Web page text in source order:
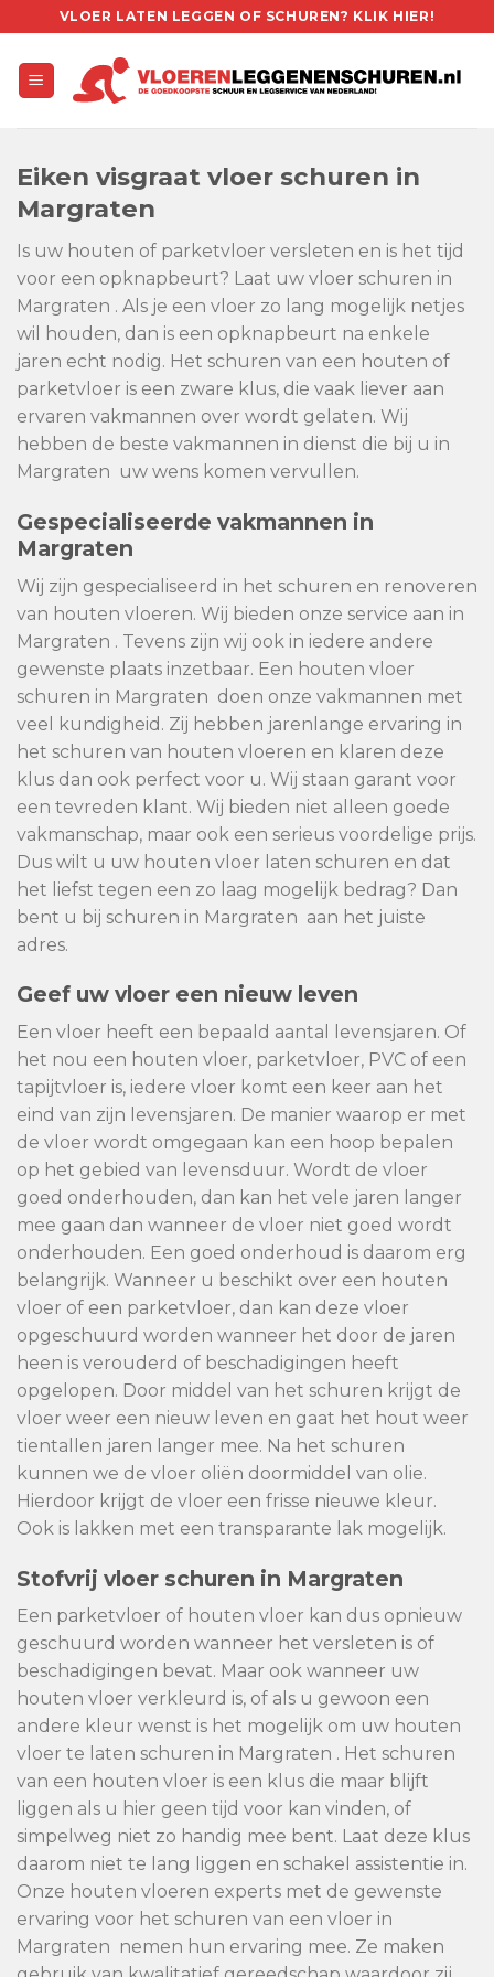
to
content
VLOER LATEN LEGGEN OF SCHUREN? KLIK HIER!
Eiken visgraat vloer schuren in
Margraten
Is uw houten of parketvloer versleten en is het tijd
voor een opknapbeurt? Laat uw vloer schuren in
Margraten . Als je een vloer zo lang mogelijk netjes
wil houden, dan is een opknapbeurt na enkele
jaren echt nodig. Het schuren van een houten of
parketvloer is een zware klus, die vaak liever aan
ervaren vakmannen over wordt gelaten. Wij
hebben de beste vakmannen in dienst die bij u in
Margraten uw wens komen vervullen.
Gespecialiseerde vakmannen in
Margraten
Wij zijn gespecialiseerd in het schuren en renoveren
van houten vloeren. Wij bieden onze service aan in
Margraten . Tevens zijn wij ook in iedere andere
gewenste plaats inzetbaar. Een houten vloer
schuren in Margraten doen onze vakmannen met
veel kundigheid. Zij hebben jarenlange ervaring in
het schuren van houten vloeren en klaren deze
klus dan ook perfect voor u. Wij staan garant voor
een tevreden klant. Wij bieden niet alleen goede
vakmanschap, maar ook een serieus voordelige prijs.
Dus wilt u uw houten vloer laten schuren en dat
het liefst tegen een zo laag mogelijk bedrag? Dan
bent u bij schuren in Margraten aan het juiste
adres.
Geef uw vloer een nieuw leven
Een vloer heeft een bepaald aantal levensjaren. Of
het nou een houten vloer, parketvloer, PVC of een
tapijtvloer is, iedere vloer komt een keer aan het
eind van zijn levensjaren. De manier waarop er met
de vloer wordt omgegaan kan een hoop bepalen
op het gebied van levensduur. Wordt de vloer
goed onderhouden, dan kan het vele jaren langer
mee gaan dan wanneer de vloer niet goed wordt
onderhouden. Een goed onderhoud is daarom erg
belangrijk. Wanneer u beschikt over een houten
vloer of een parketvloer, dan kan deze vloer
opgeschuurd worden wanneer het door de jaren
heen is verouderd of beschadigingen heeft
opgelopen. Door middel van het schuren krijgt de
vloer weer een nieuw leven en gaat het hout weer
tientallen jaren langer mee. Na het schuren
kunnen we de vloer oliën doormiddel van olie.
Hierdoor krijgt de vloer een frisse nieuwe kleur.
Ook is lakken met een transparante lak mogelijk.
Stofvrij vloer schuren in Margraten
Een parketvloer of houten vloer kan dus opnieuw
geschuurd worden wanneer het versleten is of
beschadigingen bevat. Maar ook wanneer uw
houten vloer verkleurd is, of als u gewoon een
andere kleur wenst is het mogelijk om uw houten
vloer te laten schuren in Margraten . Het schuren
van een houten vloer is een klus die maar blijft
liggen als u hier geen tijd voor kan vinden, of
simpelweg niet zo handig mee bent. Laat deze klus
daarom niet te lang liggen en schakel assistentie in.
Onze houten vloeren experts met de gewenste
ervaring voor het schuren van een vloer in
Margraten nemen hun ervaring mee. Ze maken